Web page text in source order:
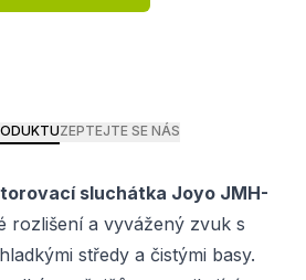
ZEPTEJTE SE NÁS
sluchátka Joyo JMH-
rozlišení a vyvážený zvuk s
středy a čistými basy.